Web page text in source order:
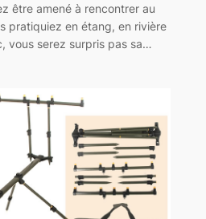
être amené à rencontrer au
pratiquiez en étang, en rivière
vous serez surpris pas sa…